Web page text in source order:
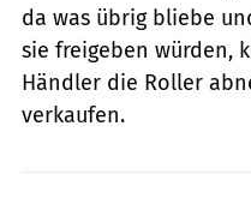
da was übrig bliebe
sie freigeben würden,
Händler die Roller
verkaufen.